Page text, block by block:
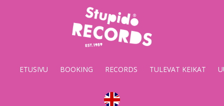
Stupido
Records
&
ETUSIVU BOOKING RECORDS TULEVAT KEIKAT